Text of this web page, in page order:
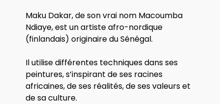
Maku Dakar, de son vrai nom Macoumba
Ndiaye, est un artiste afro-nordique
(finlandais) originaire du Sénégal.
Il utilise différentes techniques dans ses
peintures, s’inspirant de ses racines
africaines, de ses réalités, de ses valeurs et
de sa culture.